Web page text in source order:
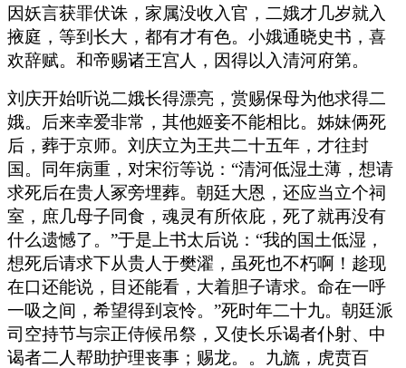
因妖言获罪伏诛，家属没收入官，二娥才几岁就入
掖庭，等到长大，都有才有色。小娥通晓史书，喜
欢辞赋。和帝赐诸王宫人，因得以入清河府第。
刘庆开始听说二娥长得漂亮，赏赐保母为他求得二
娥。后来幸爱非常，其他姬妾不能相比。姊妹俩死
后，葬于京师。刘庆立为王共二十五年，才往封
国。同年病重，对宋衍等说：“清河低湿土薄，想请
求死后在贵人冢旁埋葬。朝廷大恩，还应当立个祠
室，庶几母子同食，魂灵有所依庇，死了就再没有
什么遗憾了。”于是上书太后说：“我的国土低湿，
想死后请求下从贵人于樊濯，虽死也不朽啊！趁现
在口还能说，目还能看，大着胆子请求。命在一呼
一吸之间，希望得到哀怜。”死时年二十九。朝廷派
司空持节与宗正侍候吊祭，又使长乐谒者仆射、中
谒者二人帮助护理丧事；赐龙。。九旒，虎贲百